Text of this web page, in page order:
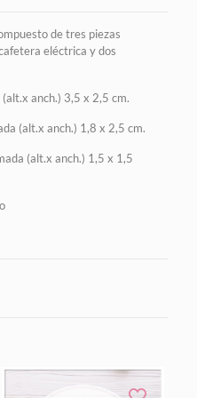
de tres piezas
eléctrica y dos
anch.) 3,5 x 2,5 cm.
(alt.x anch.) 1,8 x 2,5 cm.
(alt.x anch.) 1,5 x 1,5